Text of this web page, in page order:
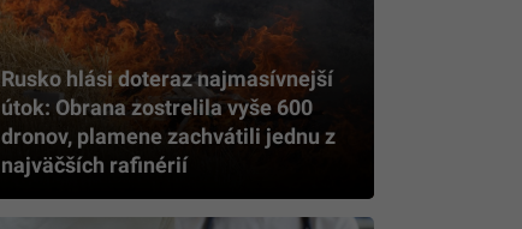
Rusko hlási doteraz najmasívnejší
útok: Obrana zostrelila vyše 600
dronov, plamene zachvátili jednu z
najväčších rafinérií